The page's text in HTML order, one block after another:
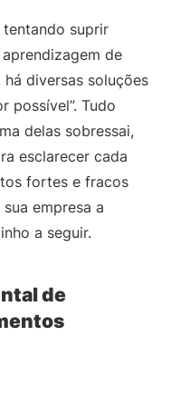
suprir
de
diversas soluções
possível”. Tudo
delas sobressai,
esclarecer cada
fortes e fracos
empresa a
a seguir.
de